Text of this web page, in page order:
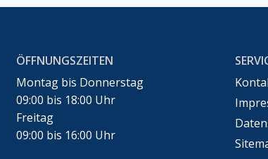
ÖFFNUNGSZEITEN
Montag bis Donnerstag
09:00 bis 18:00 Uhr
Freitag
09:00 bis 16:00 Uhr